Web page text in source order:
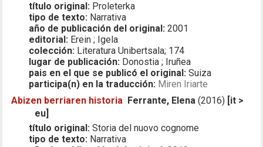
título original: Proleterka
tipo de texto: Narrativa
año de publicación del original: 2001
editorial: Erein ; Igela
colección: Literatura Unibertsala; 174
lugar de publicación: Donostia ; Iruñea
pais en el que se publicó el original: Suiza
participa(n) en la traducción: Miren Iriarte
Abizen berriaren historia Ferrante, Elena (2016) [it >
eu]
título original: Storia del nuovo cognome
tipo de texto: Narrativa